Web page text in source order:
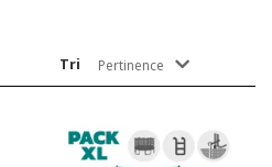
Tri Pertinence